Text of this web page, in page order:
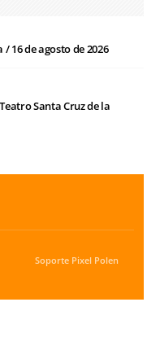
16 de agosto de 2026
Santa Cruz de la
Soporte Pixel Polen